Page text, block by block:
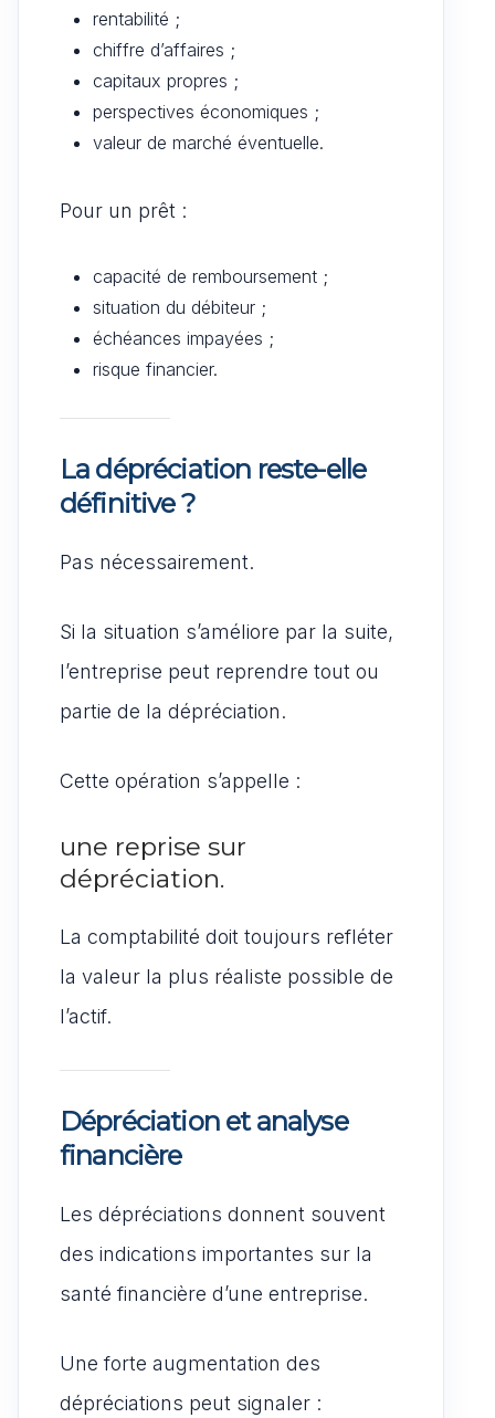
rentabilité ;
chiffre d’affaires ;
capitaux propres ;
perspectives économiques ;
valeur de marché éventuelle.
Pour un prêt :
capacité de remboursement ;
situation du débiteur ;
échéances impayées ;
risque financier.
La dépréciation reste-elle
définitive ?
Pas nécessairement.
Si la situation s’améliore par la suite,
l’entreprise peut reprendre tout ou
partie de la dépréciation.
Cette opération s’appelle :
une reprise sur
dépréciation.
La comptabilité doit toujours refléter
la valeur la plus réaliste possible de
l’actif.
Dépréciation et analyse
financière
Les dépréciations donnent souvent
des indications importantes sur la
santé financière d’une entreprise.
Une forte augmentation des
dépréciations peut signaler :